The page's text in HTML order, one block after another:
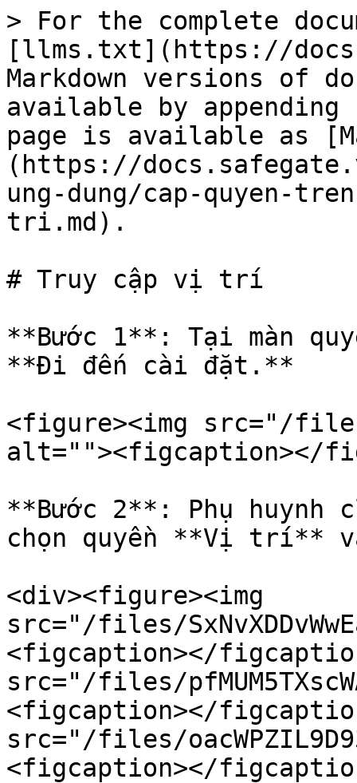
> For the complete
[llms.txt](https://
Markdown versions of
available by
page is available as
(https://
ung-dung/cap-quyen-
tri.md).
# Truy cập vị trí
**Bước 1**: Tại màn
**Đi đến cài đặt.**
<figure><img src="/
alt=""><figcaption></
**Bước 2**: Phụ huynh
chọn quyền **Vị trí**
<div><figure><img
src="/files/
<figcaption></
src="/files/
<figcaption></
src="/files/
<figcaption></